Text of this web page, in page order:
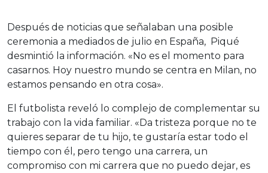
Después de noticias que señalaban una posible
ceremonia a mediados de julio en España, Piqué
desmintió la información. «No es el momento para
casarnos. Hoy nuestro mundo se centra en Milan, no
estamos pensando en otra cosa».
El futbolista reveló lo complejo de complementar su
trabajo con la vida familiar. «Da tristeza porque no te
quieres separar de tu hijo, te gustaría estar todo el
tiempo con él, pero tengo una carrera, un
compromiso con mi carrera que no puedo dejar, es